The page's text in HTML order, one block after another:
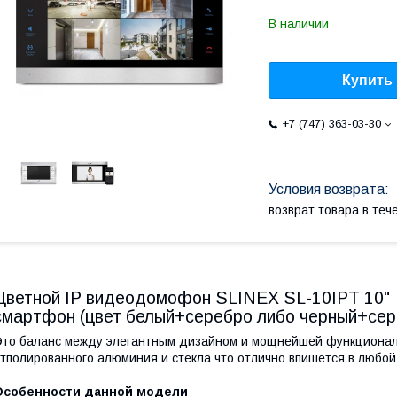
В наличии
Купить
+7 (747) 363-03-30
возврат товара в
IP видеодомофон SLINEX SL-10IPT 10"
(цвет белый+серебро либо
баланс между элегантным дизайном и мощнейшей
алюминия и стекла что отлично впишется в
данной модели